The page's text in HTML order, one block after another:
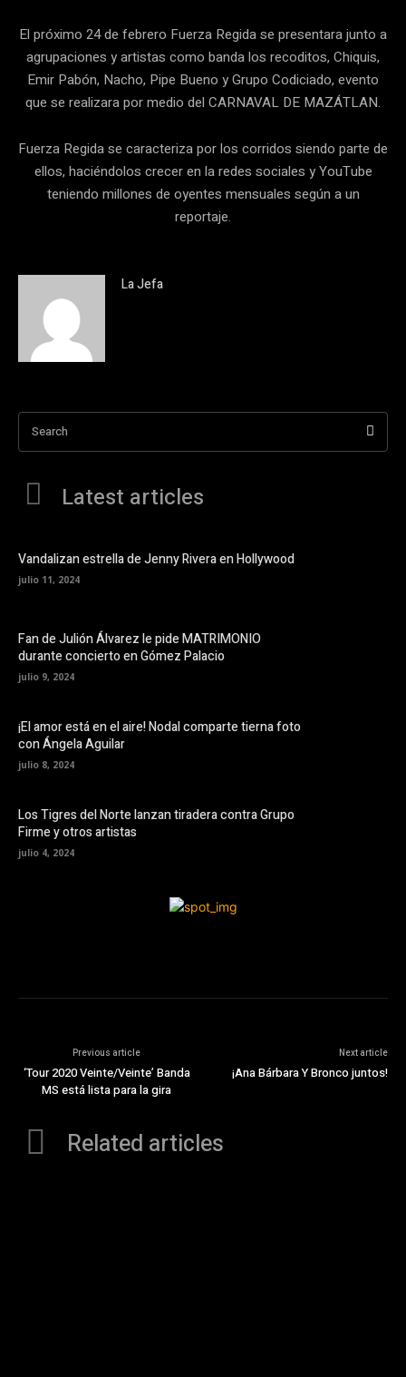
El próximo 24 de febrero Fuerza Regida se presentara junto a
agrupaciones y artistas como banda los recoditos, Chiquis,
Emir Pabón, Nacho, Pipe Bueno y Grupo Codiciado, evento
que se realizara por medio del CARNAVAL DE MAZÁTLAN.
Fuerza Regida se caracteriza por los corridos siendo parte de
ellos, haciéndolos crecer en la redes sociales y YouTube
teniendo millones de oyentes mensuales según a un
reportaje.
La Jefa
Search
Latest articles
Vandalizan estrella de Jenny Rivera en Hollywood
julio 11, 2024
Fan de Julión Álvarez le pide MATRIMONIO
durante concierto en Gómez Palacio
julio 9, 2024
¡El amor está en el aire! Nodal comparte tierna foto
con Ángela Aguilar
julio 8, 2024
Los Tigres del Norte lanzan tiradera contra Grupo
Firme y otros artistas
julio 4, 2024
Previous article
‘Tour 2020 Veinte/Veinte’ Banda
MS está lista para la gira
Next article
¡Ana Bárbara Y Bronco juntos!
Related articles